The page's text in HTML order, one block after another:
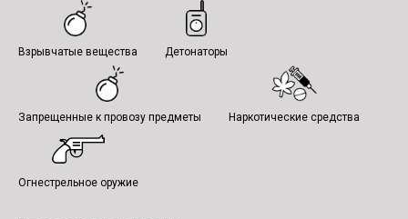
Взрывчатые вещества Детонаторы
Запрещенные к провозу предметы Наркотические средства
Огнестрельное оружие